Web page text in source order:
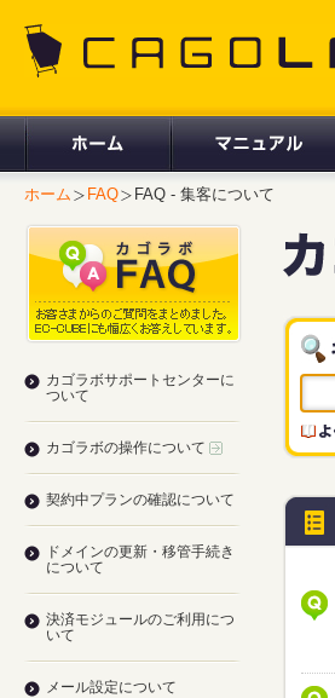
ホーム FAQ FAQ - 集客について
カゴラボサポートセンターに
ついて
カゴラボの操作について
契約中プランの確認について
ドメインの更新・移管手続き
について
決済モジュールのご利用につ
いて
メール設定について